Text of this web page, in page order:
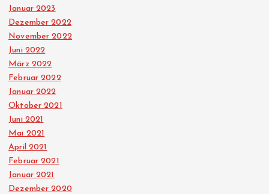
Januar 2023
Dezember 2022
November 2022
Juni 2022
März 2022
Februar 2022
Januar 2022
Oktober 2021
Juni 2021
Mai 2021
April 2021
Februar 2021
Januar 2021
Dezember 2020